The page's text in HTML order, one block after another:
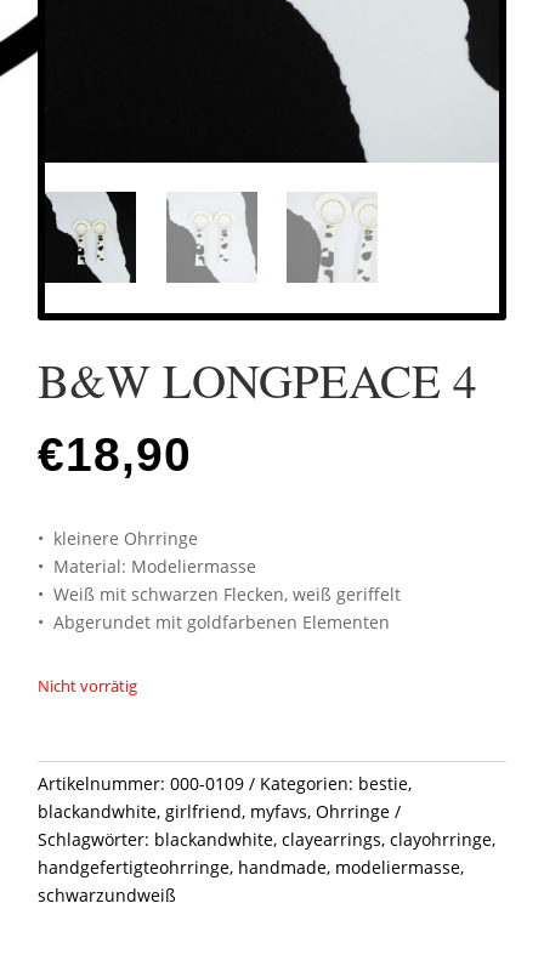
B&W LONGPEACE 4
€18,90
• kleinere Ohrringe
• Material: Modeliermasse
• Weiß mit schwarzen Flecken, weiß geriffelt
• Abgerundet mit goldfarbenen Elementen
Nicht vorrätig
Artikelnummer:000-0109 Kategorien: bestie,
blackandwhite,girlfriend, myfavs,Ohrringe
Schlagwörter: blackandwhite,clayearrings,clayohrringe,
handgefertigteohrringe, handmade, modeliermasse,
schwarzundweiß